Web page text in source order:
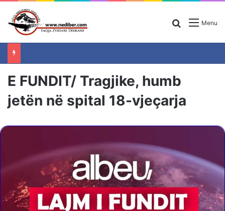
Menu
Search for
E FUNDIT/ Tragjike, humb
jetën në spital 18-vjeçarja